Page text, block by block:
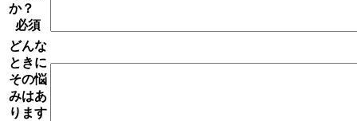
か？
必須
どんな
ときに
その悩
みはあ
ります